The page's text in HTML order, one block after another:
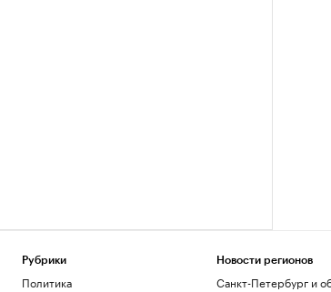
Рубрики
Политика
Новости регионов
Санкт-Петербург и